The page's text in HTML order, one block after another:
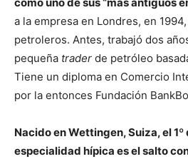
a la empresa en Londres, en
petroleros. Antes, trabajó dos
pequeña trader de petróleo
Tiene un diploma en Comercio
por la entonces Fundación
Nacido en Wettingen, Suiza, el
especialidad hípica es el salto